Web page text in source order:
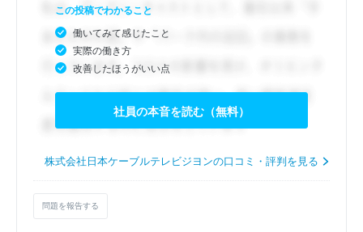
この投稿でわかること
働いてみて感じたこと
実際の働き方
改善したほうがいい点
社員の本音を読む（無料）
株式会社日本ケーブルテレビジヨンの口コミ・評判を見る
問題を報告する